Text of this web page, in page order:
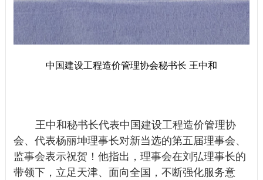
中国建设工程造价管理协会秘书长 王中和
王中和秘书长代表中国建设工程造价管理协
会、代表杨丽坤理事长对新当选的第五届理事会、
监事会表示祝贺！他指出，理事会在刘弘理事长的
带领下，立足天津、面向全国，不断强化服务意